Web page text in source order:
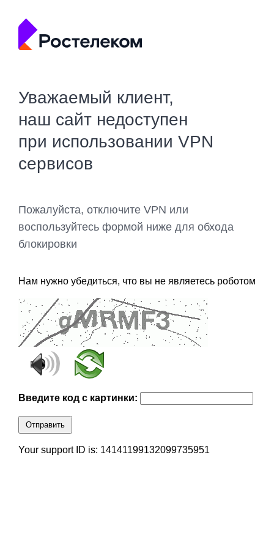
Уважаемый клиент,
наш сайт недоступен
при использовании VPN
сервисов
Пожалуйста, отключите VPN или
воспользуйтесь формой ниже для обхода
блокировки
Нам нужно убедиться, что вы не являетесь роботом
Введите код с картинки:
Отправить
Your support ID is: 14141199132099735951